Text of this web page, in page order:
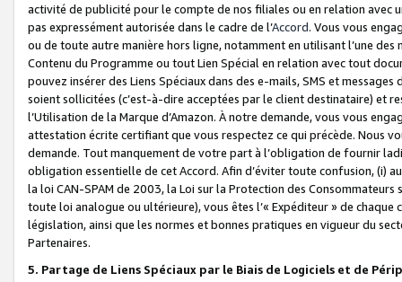
activité de publicité pour le compte de nos filiales ou en relation avec
pas expressément autorisée dans le cadre de l’Accord. Vous vous
ou de toute autre manière hors ligne, notamment en utilisant l’une
Contenu du Programme ou tout Lien Spécial en relation avec tout
pouvez insérer des Liens Spéciaux dans des e-mails, SMS et
soient sollicitées (c’est-à-dire acceptées par le client destinataire) et
l’Utilisation de la Marque d’Amazon. À notre demande, vous vous
attestation écrite certifiant que vous respectez ce qui précède. Nous
demande. Tout manquement de votre part à l’obligation de fournir
obligation essentielle de cet Accord. Afin d’éviter toute confusion, (i)
la loi CAN-SPAM de 2003, la Loi sur la Protection des
toute loi analogue ou ultérieure), vous êtes l’« Expéditeur » de
législation, ainsi que les normes et bonnes pratiques en vigueur du
Partenaires.
5. Partage de Liens Spéciaux par le Biais de Logiciels et de